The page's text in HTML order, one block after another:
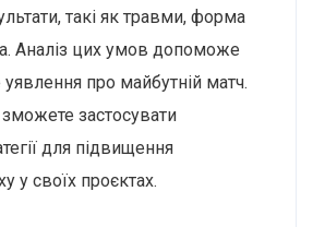
такі як травми, форма
Аналіз цих умов допоможе
про майбутній матч.
застосувати
для підвищення
у своїх проєктах.